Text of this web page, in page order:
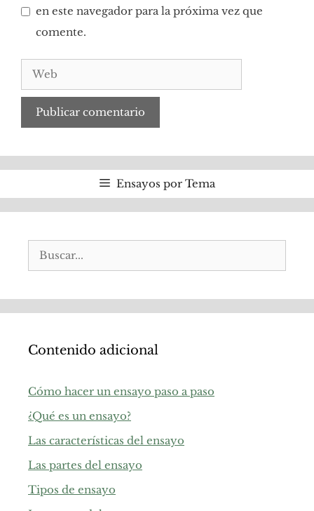
en este navegador para la próxima vez que
comente.
Web
Ensayos por Tema
Buscar:
Contenido adicional
Cómo hacer un ensayo paso a paso
¿Qué es un ensayo?
Las características del ensayo
Las partes del ensayo
Tipos de ensayo